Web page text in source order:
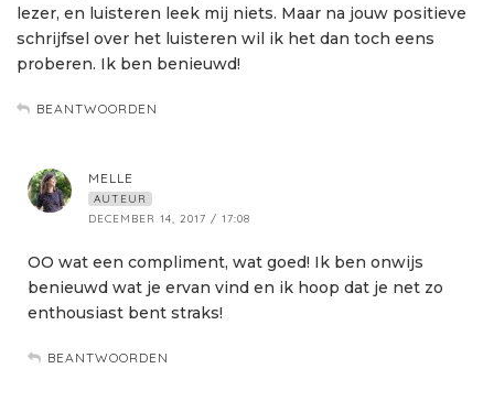
lezer, en luisteren leek mij niets. Maar na jouw positieve
schrijfsel over het luisteren wil ik het dan toch eens
proberen. Ik ben benieuwd!
BEANTWOORDEN
MELLE
AUTEUR
DECEMBER 14, 2017 / 17:08
OO wat een compliment, wat goed! Ik ben onwijs
benieuwd wat je ervan vind en ik hoop dat je net zo
enthousiast bent straks!
BEANTWOORDEN